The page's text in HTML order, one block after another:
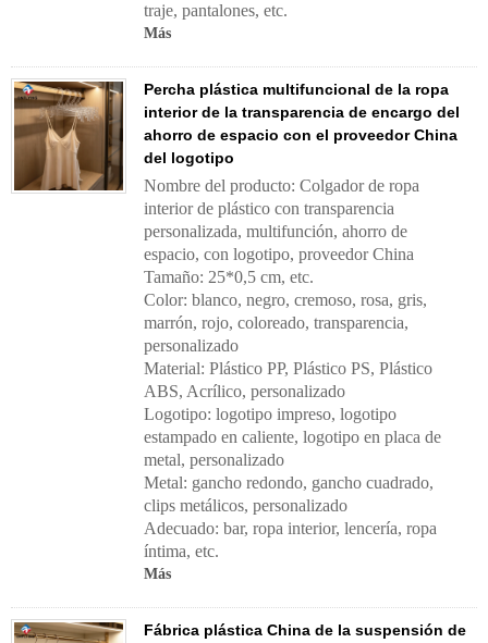
traje, pantalones, etc.
Más
Percha plástica multifuncional de la ropa
interior de la transparencia de encargo del
ahorro de espacio con el proveedor China
del logotipo
Nombre del producto: Colgador de ropa
interior de plástico con transparencia
personalizada, multifunción, ahorro de
espacio, con logotipo, proveedor China
Tamaño: 25*0,5 cm, etc.
Color: blanco, negro, cremoso, rosa, gris,
marrón, rojo, coloreado, transparencia,
personalizado
Material: Plástico PP, Plástico PS, Plástico
ABS, Acrílico, personalizado
Logotipo: logotipo impreso, logotipo
estampado en caliente, logotipo en placa de
metal, personalizado
Metal: gancho redondo, gancho cuadrado,
clips metálicos, personalizado
Adecuado: bar, ropa interior, lencería, ropa
íntima, etc.
Más
Fábrica plástica China de la suspensión de